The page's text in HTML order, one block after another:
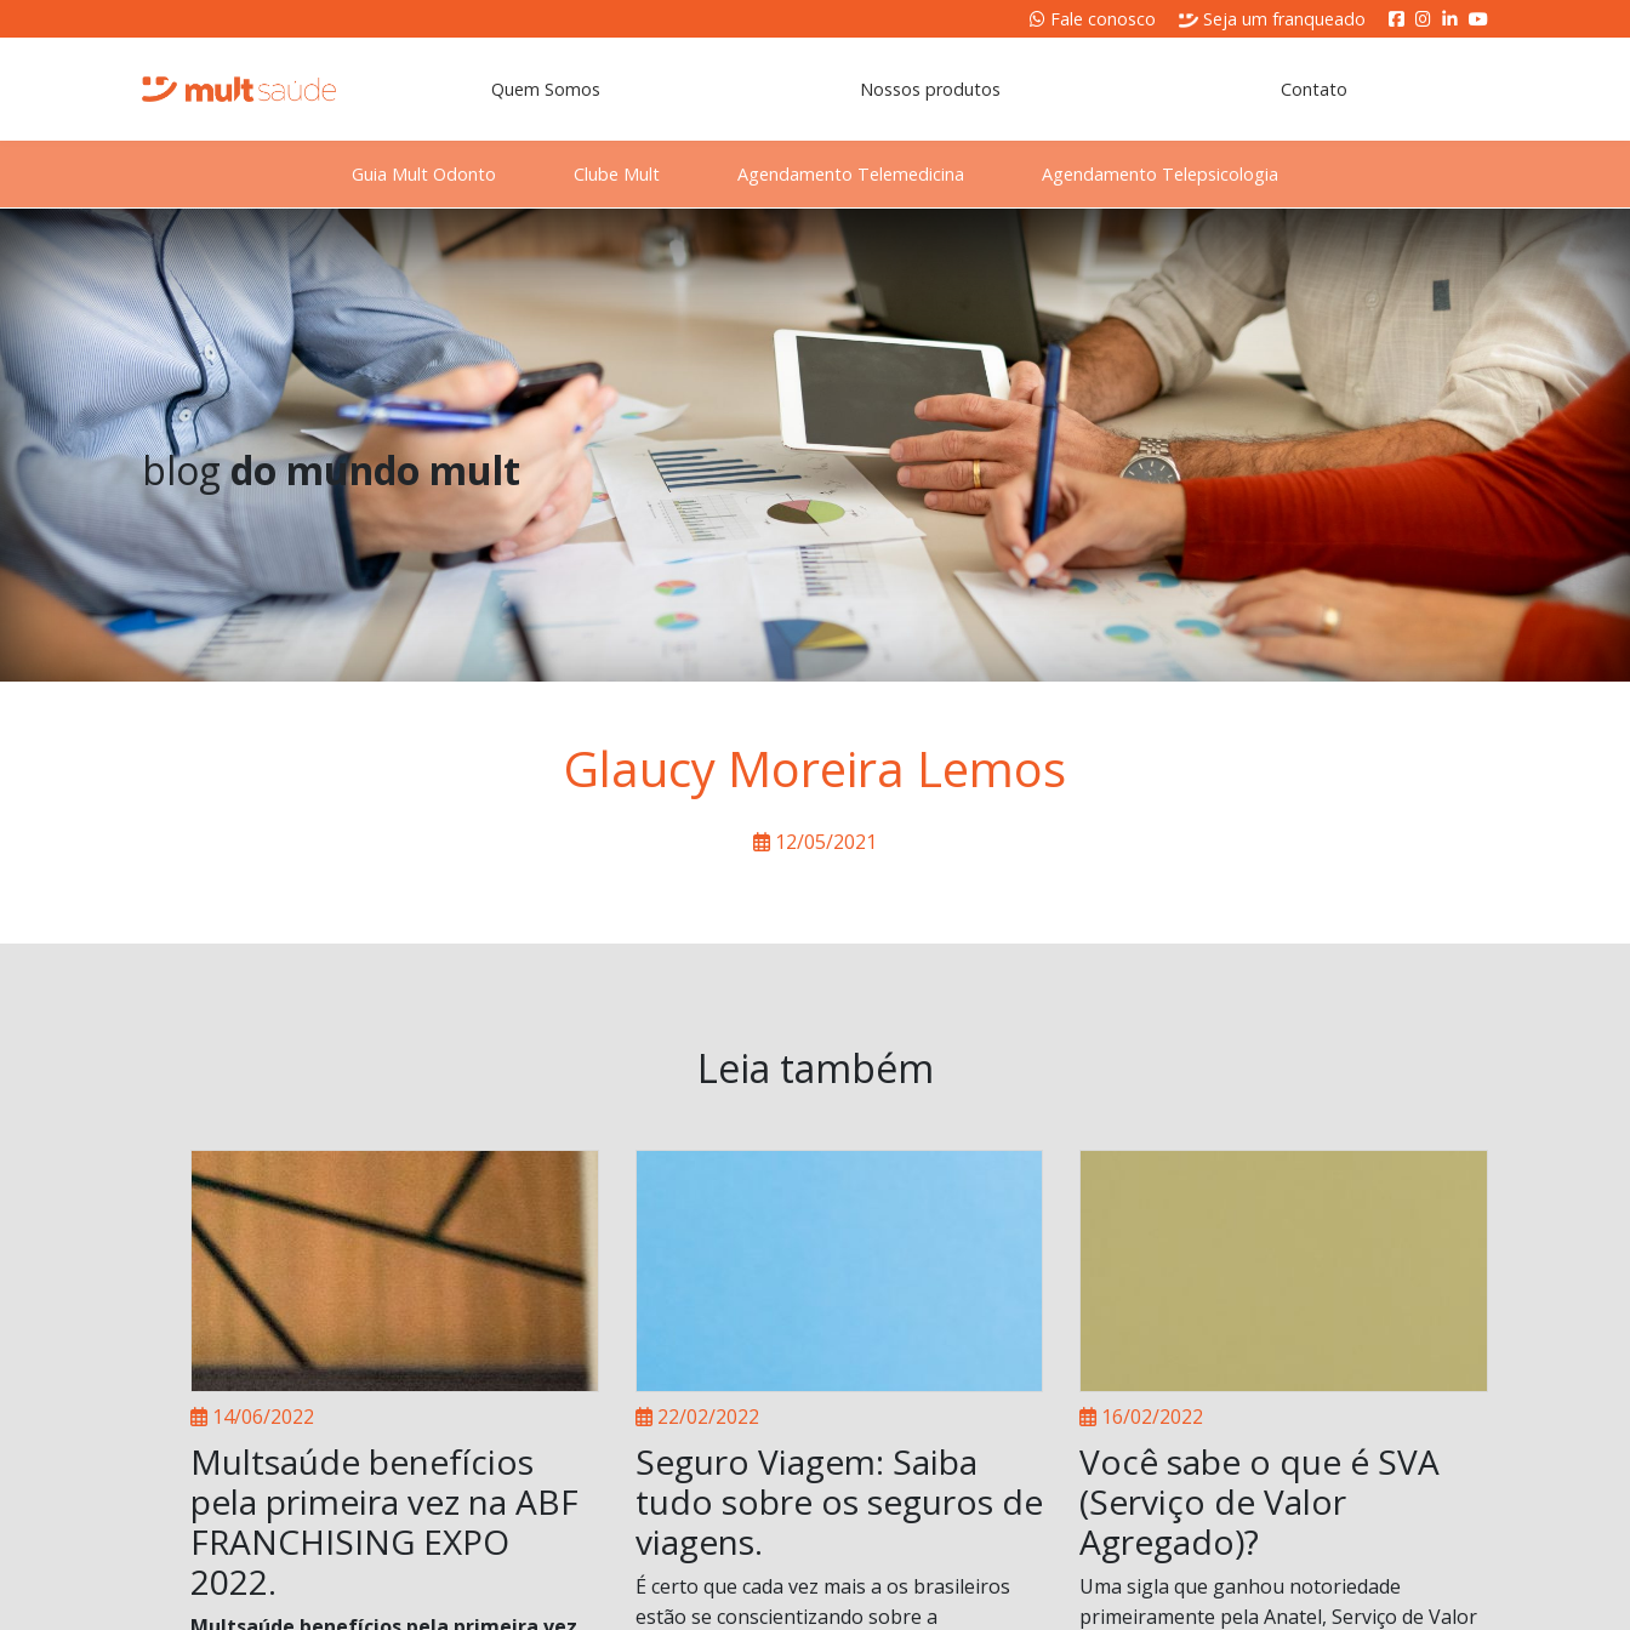
Fale conosco Seja um franqueado
Quem Somos Nossos produtos Contato
Guia Mult Odonto Clube Mult Agendamento Telemedicina Agendamento Telepsicologia
blogdo mundo mult
Glaucy Moreira Lemos
12/05/2021
Leia também
14/06/2022
Multsaúde benefícios
pela primeira vez na ABF
FRANCHISING EXPO
2022.
22/02/2022
Seguro Viagem: Saiba
tudo sobre os seguros de
viagens.
É certo que cada vez mais a os brasileiros
estão se conscientizando sobre a
16/02/2022
Você sabe o que é SVA
(Serviço de Valor
Agregado)?
Uma sigla que ganhou notoriedade
primeiramente pela Anatel, Serviço de Valor